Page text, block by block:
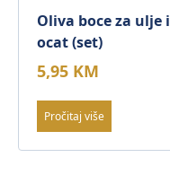
Oliva boce za ulje i
ocat (set)
5,95 KM
Pročitaj više